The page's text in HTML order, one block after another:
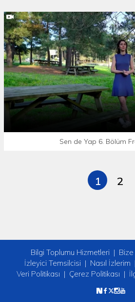
Sen de Yap 6. Bölüm
1 2
Bilgi Toplumu Hizmetleri Bize
İzleyici Temsilcisi
Nasıl İzlerim
Veri Politikası
Çerez Politikası